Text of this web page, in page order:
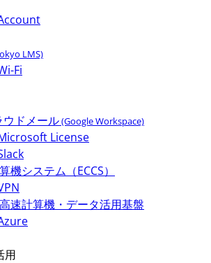
LMS)
Fi
ウドメール(Google Workspace)
License
機システム（ECCS）
速計算機・データ活用基盤
用